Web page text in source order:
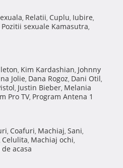
, Relatii, Cuplu, Iubire,
Pozitii sexuale Kamasutra,
, Kim Kardashian, Johnny
Jolie, Dana Rogoz, Dani Otil,
, Justin Bieber, Melania
Pro TV, Program Antena 1
, Coafuri, Machiaj, Sani,
Celulita, Machiaj ochi,
acasa